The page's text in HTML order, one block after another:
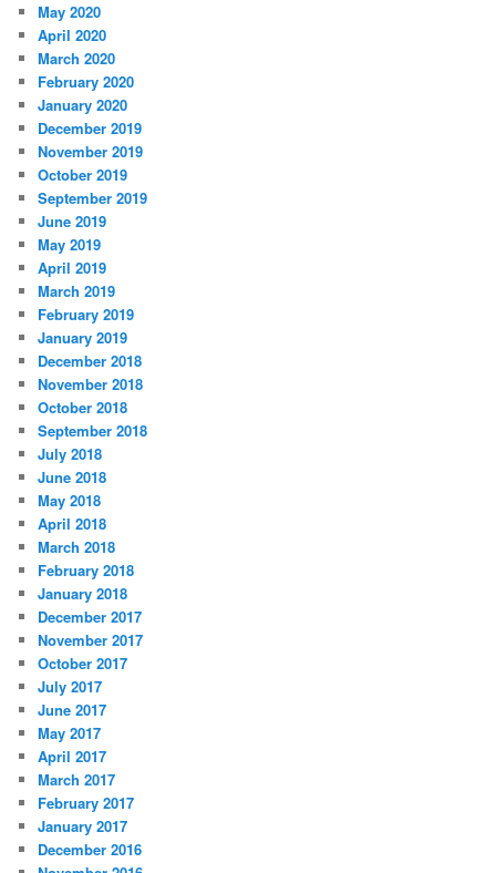
May 2020
April 2020
March 2020
February 2020
January 2020
December 2019
November 2019
October 2019
September 2019
June 2019
May 2019
April 2019
March 2019
February 2019
January 2019
December 2018
November 2018
October 2018
September 2018
July 2018
June 2018
May 2018
April 2018
March 2018
February 2018
January 2018
December 2017
November 2017
October 2017
July 2017
June 2017
May 2017
April 2017
March 2017
February 2017
January 2017
December 2016